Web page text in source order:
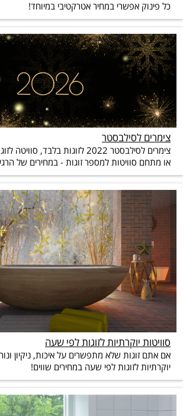
כל פינוק אפשרי במחיר אטרקטיבי במיוחד!
צימרים לסילבסטר
צימרים לסילבסטר 2022 לזוגות בלבד,
או מתחם סוויטות למספר זוגות - במחירים של
סוויטות יוקרתיות לזוגות לפי שעה
אם אתם זוגות שלא מתפשרים על איכות, ניקיון
יוקרתיות לזוגות לפי שעה במחירים שווים!